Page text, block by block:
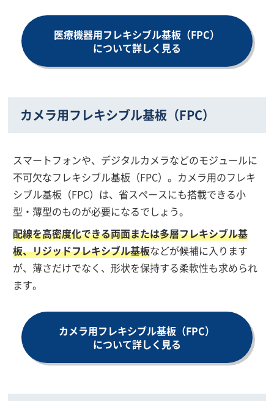
医療機器用フレキシブル基板（FPC）
について詳しく見る
カメラ用フレキシブル基板（FPC）
スマートフォンや、デジタルカメラなどのモジュールに
不可欠なフレキシブル基板（FPC）。カメラ用のフレキ
シブル基板（FPC）は、省スペースにも搭載できる小
型・薄型のものが必要になるでしょう。
配線を高密度化できる両面または多層フレキシブル基
板、リジッドフレキシブル基板などが候補に入ります
が、薄さだけでなく、形状を保持する柔軟性も求められ
ます。
カメラ用フレキシブル基板（FPC）
について詳しく見る